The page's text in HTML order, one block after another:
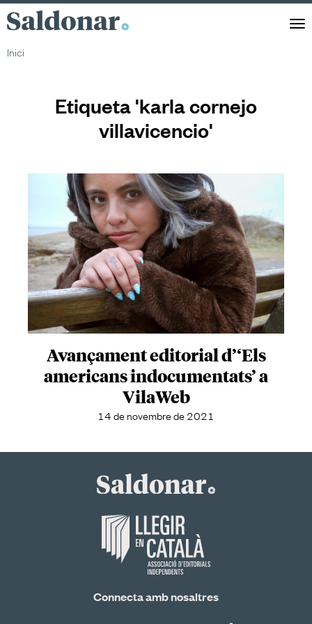
Saldonar
Inici
Etiqueta 'karla cornejo
villavicencio'
Avançament editorial d’‘Els
americans indocumentats’ a
VilaWeb
14 de novembre de 2021
Connecta amb nosaltres